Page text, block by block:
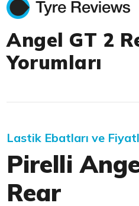
Angel GT 2
Yorumları
Lastik Ebatları ve
Pirelli
Rear